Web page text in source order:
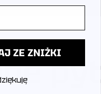
ZE ZNIŻKI